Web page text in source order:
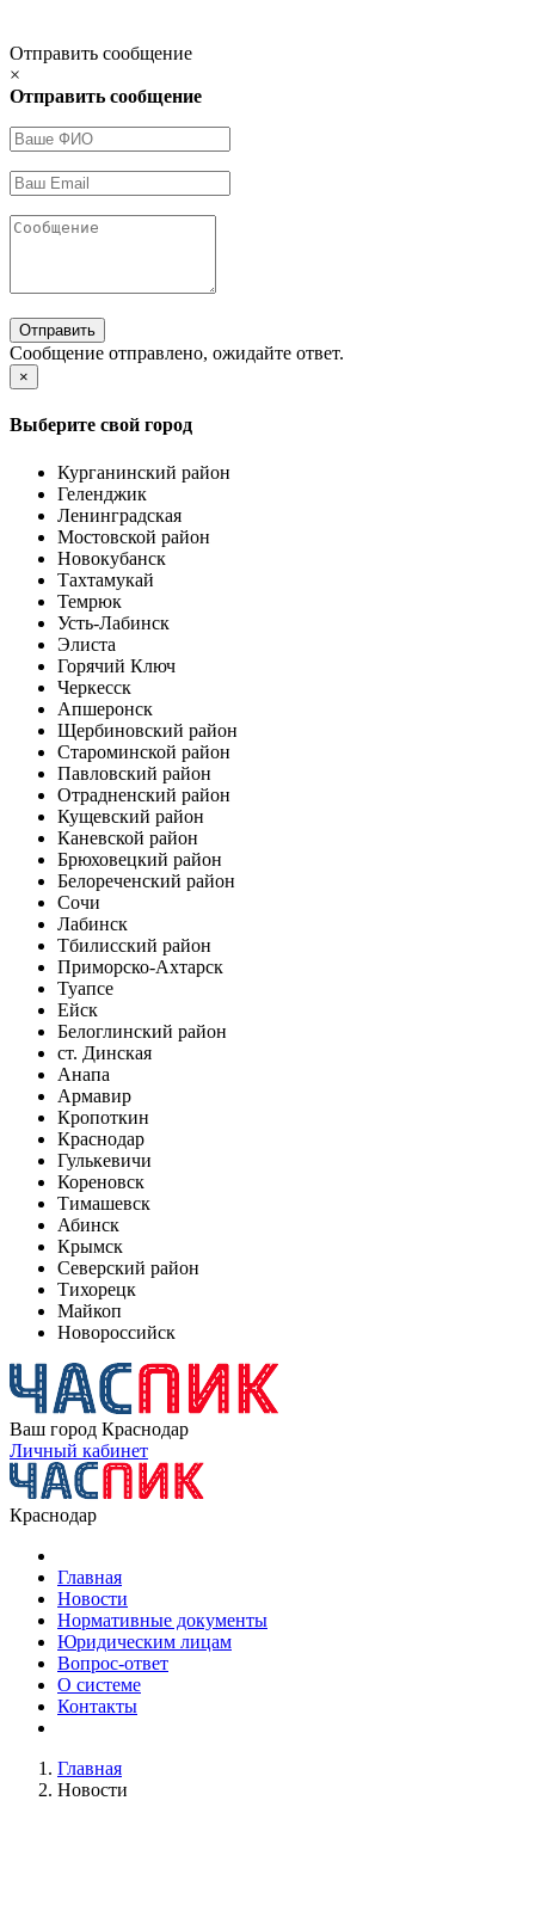
Отправить сообщение
×
Отправить сообщение
Отправить
Сообщение отправлено, ожидайте ответ.
×
Выберите свой город
Курганинский район
Геленджик
Ленинградская
Мостовской район
Новокубанск
Тахтамукай
Темрюк
Усть-Лабинск
Элиста
Горячий Ключ
Черкесск
Апшеронск
Щербиновский район
Староминской район
Павловский район
Отрадненский район
Кущевский район
Каневской район
Брюховецкий район
Белореченский район
Сочи
Лабинск
Тбилисский район
Приморско-Ахтарск
Туапсе
Ейск
Белоглинский район
ст. Динская
Анапа
Армавир
Кропоткин
Краснодар
Гулькевичи
Кореновск
Тимашевск
Абинск
Крымск
Северский район
Тихорецк
Майкоп
Новороссийск
Ваш город Краснодар
Личный кабинет
Краснодар
Главная
Новости
Нормативные документы
Юридическим лицам
Вопрос-ответ
О системе
Контакты
Главная
Новости